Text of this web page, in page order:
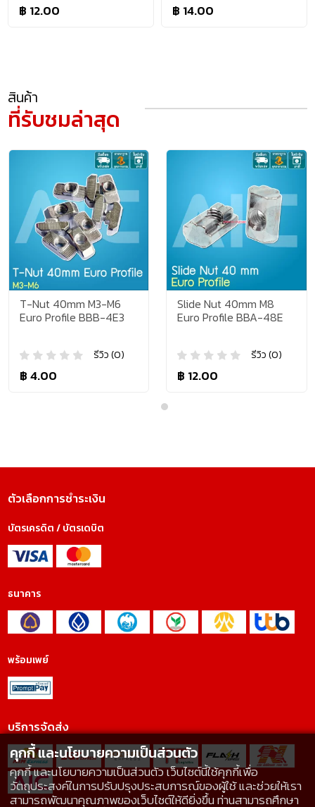
฿ 12.00 ฿ 14.00
สินค้า
ที่รับชมล่าสุด
T-Nut 40mm M3-M6
Euro Profile BBB-4E3
รีวิว (0)
฿ 4.00
Slide Nut 40mm M8
Euro Profile BBA-48E
รีวิว (0)
฿ 12.00
ตัวเลือกการชำระเงิน
บัตรเครดิต / บัตรเดบิต
ธนาคาร
พร้อมเพย์
บริการจัดส่ง
คุกกี้ และนโยบายความเป็นส่วนตัว
คุกกี้ และนโยบายความเป็นส่วนตัว เว็บไซต์นี้ใช้คุกกี้เพื่อ
วัตถุประสงค์ในการปรับปรุงประสบการณ์ของผู้ใช้ และช่วยให้เรา
สามารถพัฒนาคุณภาพของเว็บไซต์ให้ดียิ่งขึ้น ท่านสามารถศึกษา